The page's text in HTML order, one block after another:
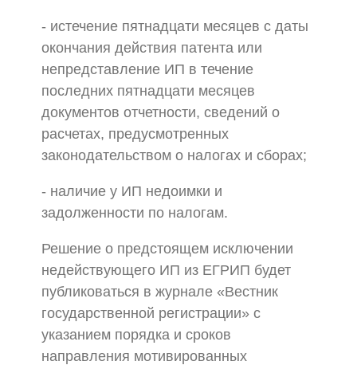
- истечение пятнадцати месяцев с даты
окончания действия патента или
непредставление ИП в течение
последних пятнадцати месяцев
документов отчетности, сведений о
расчетах, предусмотренных
законодательством о налогах и сборах;
- наличие у ИП недоимки и
задолженности по налогам.
Решение о предстоящем исключении
недействующего ИП из ЕГРИП будет
публиковаться в журнале «Вестник
государственной регистрации» с
указанием порядка и сроков
направления мотивированных